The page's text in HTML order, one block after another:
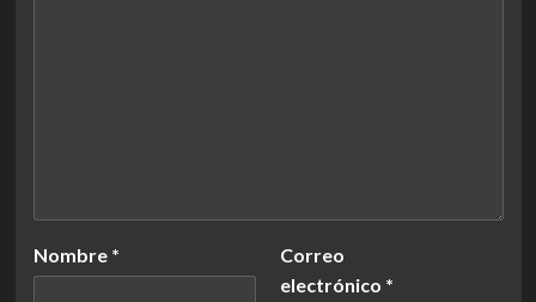
Nombre *
Correo
electrónico *